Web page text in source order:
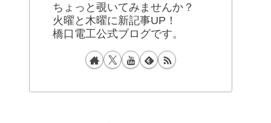
ちょっと覗いてみませんか？
火曜と木曜に新記事UP！
橋口電工公式ブログです。